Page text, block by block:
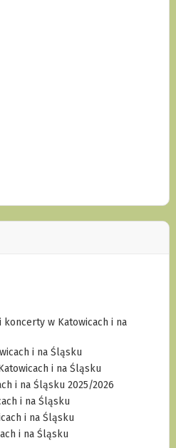
w Katowicach i na
i na Śląsku
i na Śląsku
i na Śląsku 2025/2026
i na Śląsku
i na Śląsku
i na Śląsku